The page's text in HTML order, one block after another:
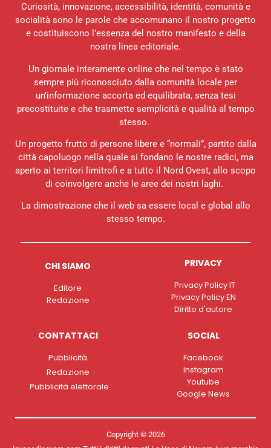
Curiosità, innovazione, accessibilità, identità, comunità e
socialità sono le parole che accomunano il nostro progetto
e costituiscono l’essenza del nostro manifesto e della
nostra linea editoriale.
Un giornale interamente online che nel tempo è stato
sempre più riconosciuto dalla comunità locale per
un’informazione accorta ed equilibrata, senza tesi
precostituite e che trasmette semplicità e qualità al tempo
stesso.
Un progetto frutto di persone libere e “normali”, partito dalla
città capoluogo nella quale si fondano le nostre radici, ma
aperto ai territori limitrofi e a tutto il Nord Ovest, allo scopo
di coinvolgere anche le aree dei nostri laghi.
La dimostrazione che il web sa essere local e global allo
stesso tempo.
CHI SIAMO
Editore
Redazione
PRIVACY
Privacy Policy IT
Privacy Policy EN
Diritto d'autore
CONTATTACI
Pubblicità
Redazione
Pubblicità elettorale
SOCIAL
Facebook
Instagram
Youtube
Google News
Copyright © 2026